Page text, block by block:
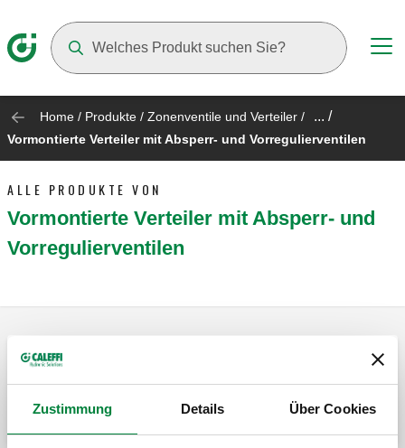
Zustimmung Details Über Cookies
Home / Produkte / Zonenventile und Verteiler / ... /
Vormontierte Verteiler mit Absperr- und Vorregulierventilen
ALLE PRODUKTE VON
Vormontierte Verteiler mit Absperr- und
Vorregulierventilen
Vormontierter Verteiler.